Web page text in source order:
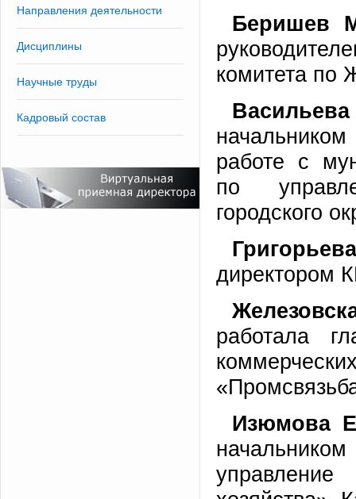
Направления деятельности
Дисциплины
Научные труды
Кадровый состав
Беришев
комитета
работе с
по
городского
директором
работала
Изюмова